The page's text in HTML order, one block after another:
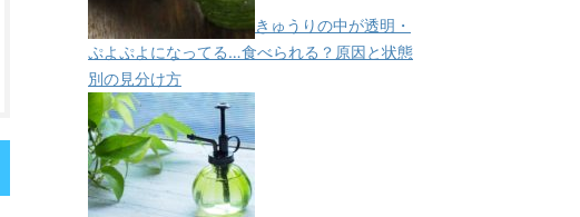
きゅうりの中が透明・
ぷよぷよになってる…食べられる？原因と状態
別の見分け方